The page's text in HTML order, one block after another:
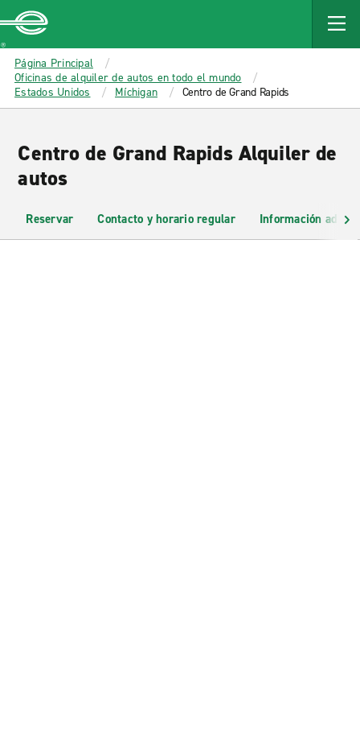
MAIN
CONTENT
Enterprise
Página Principal
Oficinas de alquiler de autos en todo el mundo
Estados Unidos
Míchigan Centro de Grand Rapids
Centro de Grand Rapids Alquiler de
autos
Reservar Contacto y horario regular Información